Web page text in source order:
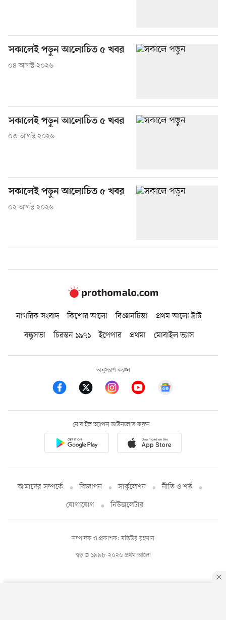
সকালেই পড়ুন আলোচিত ৫ খবর
০৪ আগস্ট ২০২৬
সকালেই পড়ুন আলোচিত ৫ খবর
০৩ আগস্ট ২০২৬
সকালেই পড়ুন আলোচিত ৫ খবর
০২ আগস্ট ২০২৬
নাগরিক সংবাদ কিশোর আলো বিজ্ঞানচিন্তা
প্রথম আলো ট্রাস্ট
বন্ধুসভা
চিরন্তন ১৯৭১ ইপেপার প্রথমা মোবাইল ভ্যাস
অনুসরণ করুন
মোবাইল অ্যাপস ডাউনলোড করুন
আমাদের সম্পর্কে বিজ্ঞাপন সার্কুলেশন
নীতি ও শর্ত
যোগাযোগ
নিউজলেটার
স্বত্ব © ১৯৯৮-২০২৬ প্রথম আলো
সম্পাদক ও প্রকাশক: মতিউর রহমান